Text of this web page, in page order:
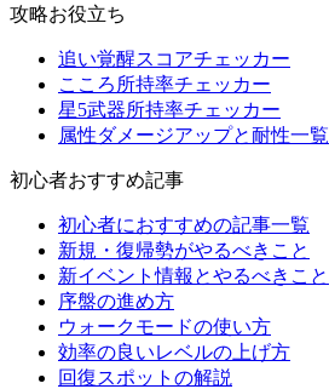
攻略お役立ち
追い覚醒スコアチェッカー
こころ所持率チェッカー
星5武器所持率チェッカー
属性ダメージアップと耐性一覧
初心者おすすめ記事
初心者におすすめの記事一覧
新規・復帰勢がやるべきこと
新イベント情報とやるべきこと
序盤の進め方
ウォークモードの使い方
効率の良いレベルの上げ方
回復スポットの解説